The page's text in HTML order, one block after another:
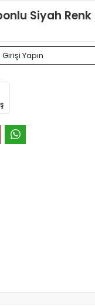
Siyah
Yapın